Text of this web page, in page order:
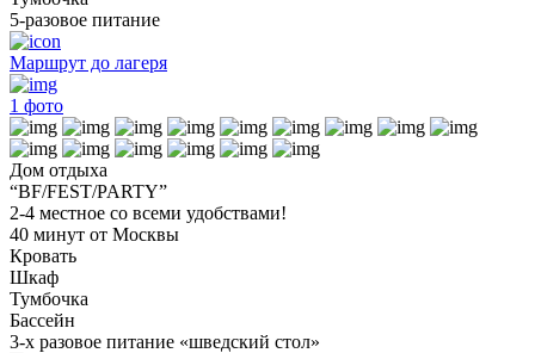
5-разовое питание
Маршрут до лагеря
1 фото
Дом отдыха
“BF/FEST/PARTY”
2-4 местное со всеми удобствами!
40 минут от Москвы
Кровать
Шкаф
Тумбочка
Бассейн
3-х разовое питание «шведский стол»